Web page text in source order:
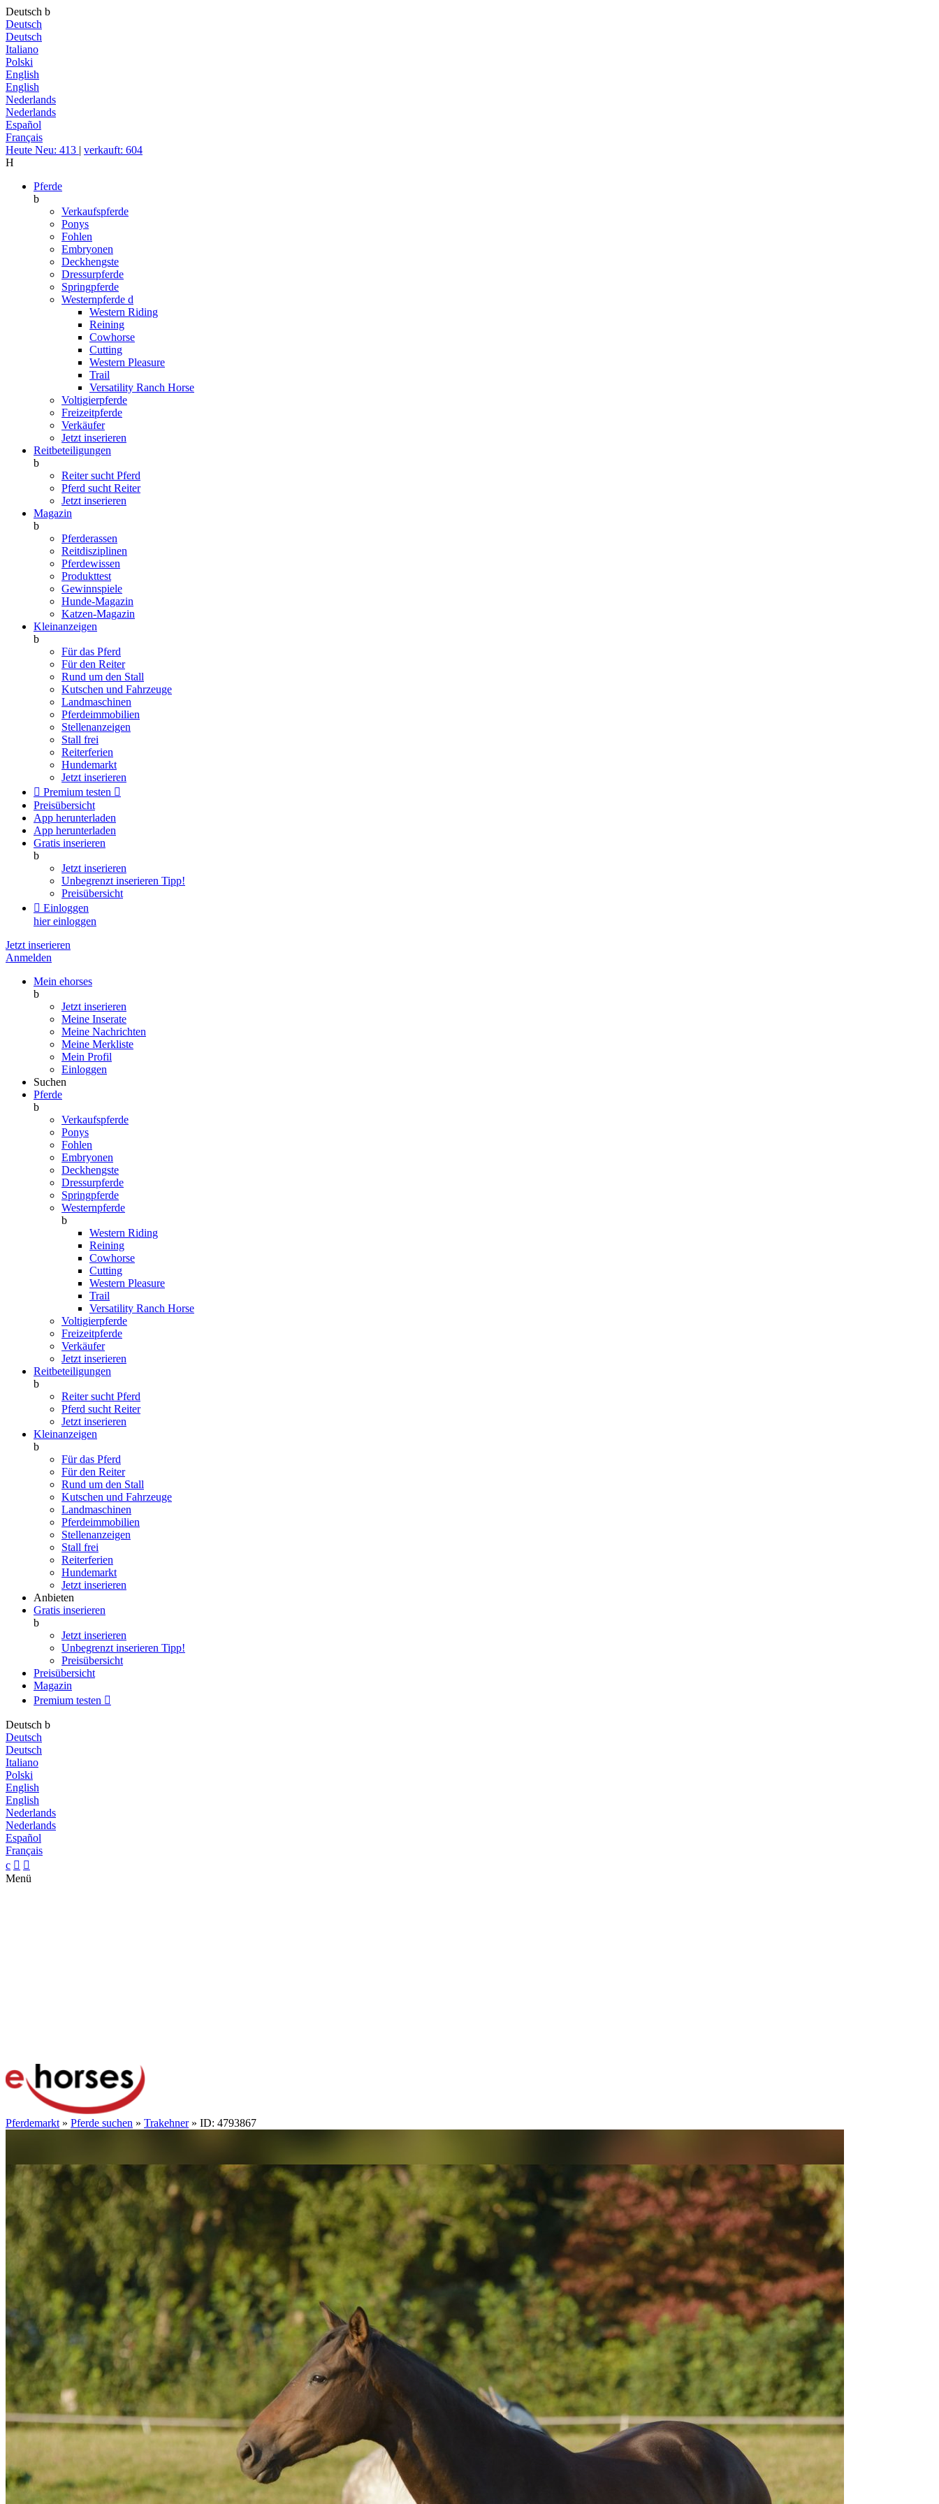
Deutsch b
Deutsch
Deutsch
Italiano
Polski
English
English
Nederlands
Nederlands
Español
Français
Heute Neu: 413 | verkauft: 604
H
Pferde
b
Verkaufspferde
Ponys
Fohlen
Embryonen
Deckhengste
Dressurpferde
Springpferde
Westernpferde d
Western Riding
Reining
Cowhorse
Cutting
Western Pleasure
Trail
Versatility Ranch Horse
Voltigierpferde
Freizeitpferde
Verkäufer
Jetzt inserieren
Reitbeteiligungen
b
Reiter sucht Pferd
Pferd sucht Reiter
Jetzt inserieren
Magazin
b
Pferderassen
Reitdisziplinen
Pferdewissen
Produkttest
Gewinnspiele
Hunde-Magazin
Katzen-Magazin
Kleinanzeigen
b
Für das Pferd
Für den Reiter
Rund um den Stall
Kutschen und Fahrzeuge
Landmaschinen
Pferdeimmobilien
Stellenanzeigen
Stall frei
Reiterferien
Hundemarkt
Jetzt inserieren
 Premium testen 
Preisübersicht
App herunterladen
App herunterladen
Gratis inserieren
b
Jetzt inserieren
Unbegrenzt inserieren Tipp!
Preisübersicht
 Einloggen
hier einloggen
Jetzt inserieren
Anmelden
Mein ehorses
b
Jetzt inserieren
Meine Inserate
Meine Nachrichten
Meine Merkliste
Mein Profil
Einloggen
Suchen
Pferde
b
Verkaufspferde
Ponys
Fohlen
Embryonen
Deckhengste
Dressurpferde
Springpferde
Westernpferde
b
Western Riding
Reining
Cowhorse
Cutting
Western Pleasure
Trail
Versatility Ranch Horse
Voltigierpferde
Freizeitpferde
Verkäufer
Jetzt inserieren
Reitbeteiligungen
b
Reiter sucht Pferd
Pferd sucht Reiter
Jetzt inserieren
Kleinanzeigen
b
Für das Pferd
Für den Reiter
Rund um den Stall
Kutschen und Fahrzeuge
Landmaschinen
Pferdeimmobilien
Stellenanzeigen
Stall frei
Reiterferien
Hundemarkt
Jetzt inserieren
Anbieten
Gratis inserieren
b
Jetzt inserieren
Unbegrenzt inserieren Tipp!
Preisübersicht
Preisübersicht
Magazin
Premium testen 
Deutsch b
Deutsch
Deutsch
Italiano
Polski
English
English
Nederlands
Nederlands
Español
Français
c  
Menü
Pferdemarkt » Pferde suchen » Trakehner» ID: 4793867